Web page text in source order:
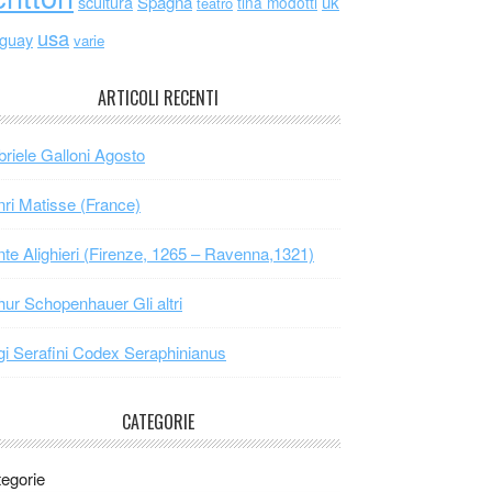
usa varie
ARTICOLI RECENTI
Galloni Agosto
Matisse (France)
Alighieri (Firenze, 1265 – Ravenna,1321)
Schopenhauer Gli altri
Serafini Codex Seraphinianus
CATEGORIE